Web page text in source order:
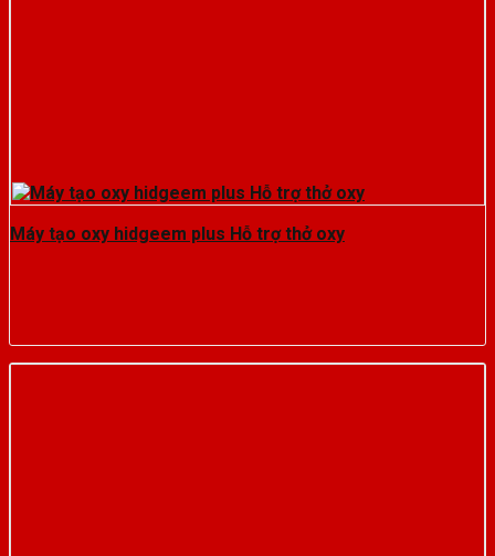
Máy tạo oxy hidgeem plus Hỗ trợ thở oxy